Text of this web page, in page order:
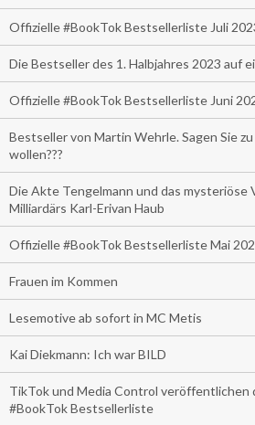
Offizielle #BookTok Bestsellerliste Juli
Die Bestseller des 1. Halbjahres 2023 auf
Offizielle #BookTok Bestsellerliste Juni
Bestseller von Martin Wehrle. Sagen Sie
wollen???
Die Akte Tengelmann und das mysteriöse
Milliardärs Karl-Erivan Haub
Offizielle #BookTok Bestsellerliste Mai
Frauen im Kommen
Lesemotive ab sofort in MC Metis
Kai Diekmann: Ich war BILD
TikTok und Media Control veröffentlichen
#BookTok Bestsellerliste